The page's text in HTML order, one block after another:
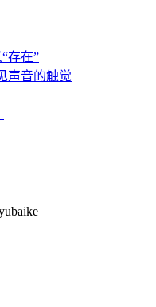
存在”
声音的触觉